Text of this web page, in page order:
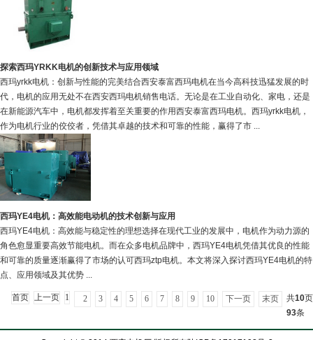
探索西玛YRKK电机的创新技术与应用领域
西玛yrkk电机：创新与性能的完美结合西安泰富西玛电机在当今高科技迅猛发展的时
代，电机的应用无处不在西安西玛电机销售电话。无论是在工业自动化、家电，还是
在新能源汽车中，电机都发挥着至关重要的作用西安泰富西玛电机。西玛yrkk电机，
作为电机行业的佼佼者，凭借其卓越的技术和可靠的性能，赢得了市 ...
西玛YE4电机：高效能电动机的技术创新与应用
西玛YE4电机：高效能与稳定性的理想选择在现代工业的发展中，电机作为动力源的
角色愈显重要高效节能电机。而在众多电机品牌中，西玛YE4电机凭借其优良的性能
和可靠的质量逐渐赢得了市场的认可西玛ztp电机。本文将深入探讨西玛YE4电机的特
点、应用领域及其优势 ...
首页 上一页 1 2 3 4 5 6 7 8 9 10 下一页 末页 共10页
93条